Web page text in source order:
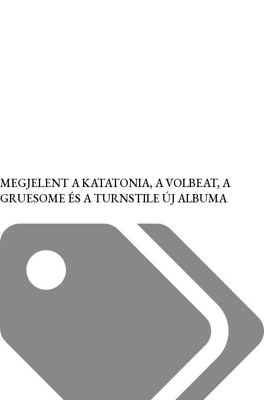
MEGJELENT A KATATONIA, A VOLBEAT, A
GRUESOME ÉS A TURNSTILE ÚJ ALBUMA